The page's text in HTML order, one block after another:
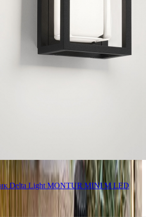
Delta Light MONTUR MINI M LED